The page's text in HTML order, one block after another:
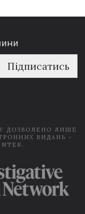
Підписатись
ДОЗВОЛЕНО ЛИШЕ
ВИДАНЬ -